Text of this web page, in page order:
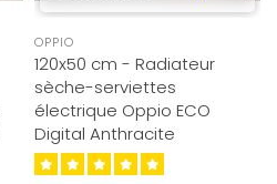
OPPIO
120x50 cm - Radiateur
sèche-serviettes
électrique Oppio ECO
Digital Anthracite